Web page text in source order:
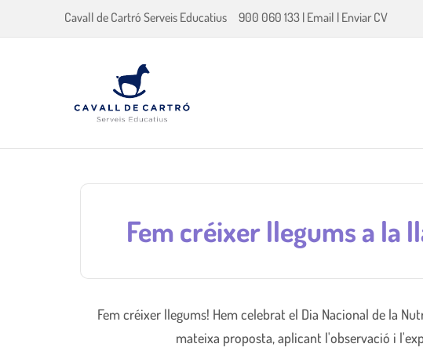
Cavall de Cartró Serveis Educatius 900 060 133 | Email | Enviar CV
Fem créixer llegums a la
Fem créixer llegums! Hem celebrat el Dia Nacional de la
mateixa proposta, aplicant l'observació i